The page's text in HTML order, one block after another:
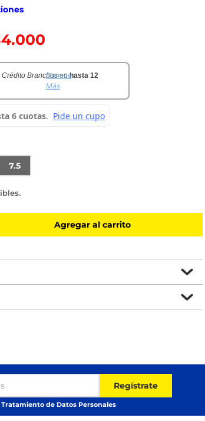
.000
Crédito Branchosenhasta 12
Conoce
Más
7.5
Agregar al carrito
Regístrate
de Datos Personales